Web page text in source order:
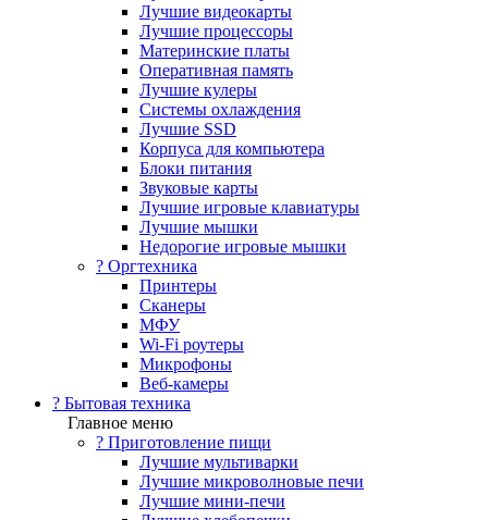
Лучшие видеокарты
Лучшие процессоры
Материнские платы
Оперативная память
Лучшие кулеры
Системы охлаждения
Лучшие SSD
Корпуса для компьютера
Блоки питания
Звуковые карты
Лучшие игровые клавиатуры
Лучшие мышки
Недорогие игровые мышки
?️ Оргтехника
Принтеры
Сканеры
МФУ
Wi-Fi роутеры
Микрофоны
Веб-камеры
? Бытовая техника
Главное меню
? Приготовление пищи
Лучшие мультиварки
Лучшие микроволновые печи
Лучшие мини-печи